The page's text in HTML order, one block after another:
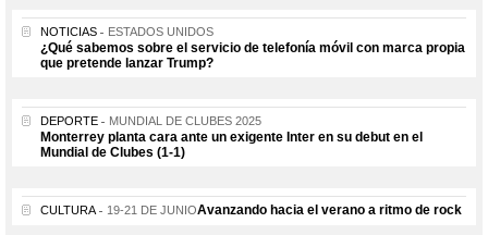
NOTICIAS ESTADOS UNIDOS
¿Qué sabemos sobre el servicio de telefonía móvil con marca propia
que pretende lanzar Trump?
DEPORTE MUNDIAL DE CLUBES 2025
Monterrey planta cara ante un exigente Inter en su debut en el
Mundial de Clubes (1-1)
CULTURA 19-21 DE JUNIOAvanzando hacia el verano a ritmo de rock